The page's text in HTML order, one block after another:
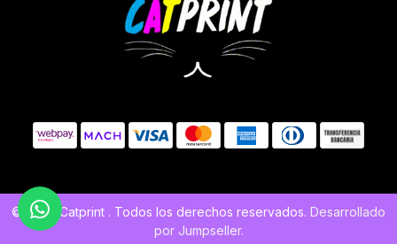
© 2026 Catprint . Todos los derechos reservados. Desarrollado
por Jumpseller.